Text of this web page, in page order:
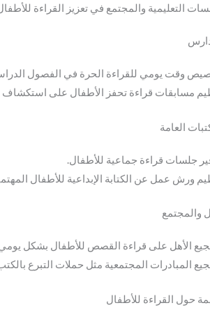
التعليمية والمجتمع في تعزيز القراءة
وقت يومي للقراءة الحرة في الفصول
مسابقات قراءة تحفز الأطفال على استكشاف
جلسات قراءة جماعية للأطفال.
ورش عمل عن الكتابة الإبداعية للأطفال
الأهل على قراءة القصص للأطفال بشكل
المبادرات المجتمعية مثل حملات التبرع
حول القراءة للأطفال